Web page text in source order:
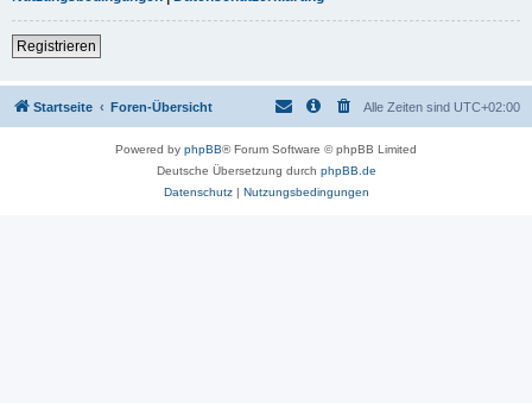
Registrieren
Startseite Foren-Übersicht Alle Zeiten sind UTC+02:00
Powered by phpBB® Forum Software © phpBB Limited
Deutsche Übersetzung durch phpBB.de
Datenschutz| Nutzungsbedingungen